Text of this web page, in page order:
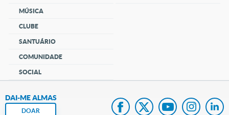
MÚSICA
CLUBE
SANTUÁRIO
COMUNIDADE
SOCIAL
DAI-ME ALMAS
DOAR